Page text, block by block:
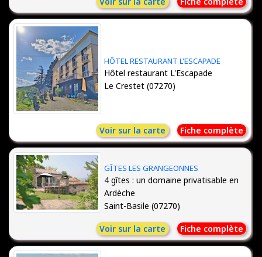
HÔTEL RESTAURANT L'ESCAPADE
Hôtel restaurant L'Escapade
Le Crestet (07270)
Voir sur la carte Fiche complète
GÎTES LES GRANGEONNES
4 gîtes : un domaine privatisable en
Ardèche
Saint-Basile (07270)
Voir sur la carte Fiche complète